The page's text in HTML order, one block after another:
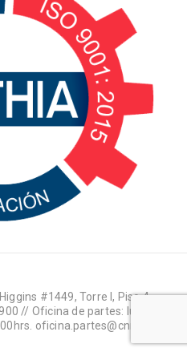
#1449, Torre I, Piso 4,
// Oficina de partes: lun-jue:
oficina.partes@cnr.gob.cl